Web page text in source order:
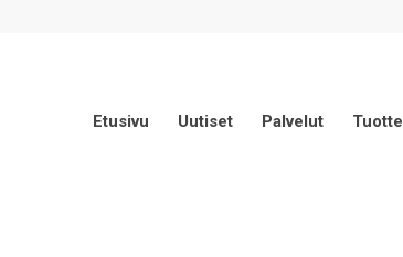
Etusivu Uutiset Palvelut